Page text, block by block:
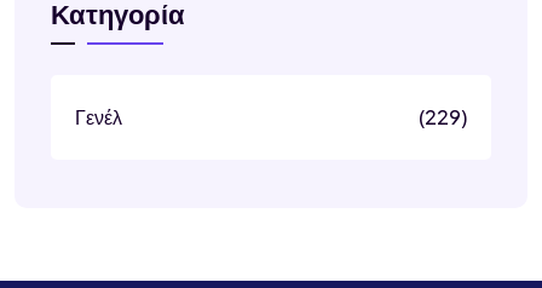
Κατηγορία
Γενέλ (229)